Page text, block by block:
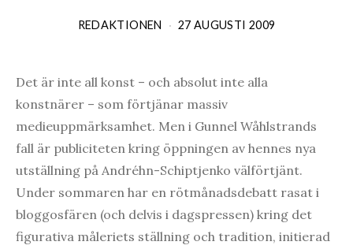
REDAKTIONEN 27 AUGUSTI 2009
Det är inte all konst – och absolut inte alla
konstnärer – som förtjänar massiv
medieuppmärksamhet. Men i Gunnel Wåhlstrands
fall är publiciteten kring öppningen av hennes nya
utställning på Andréhn-Schiptjenko välförtjänt.
Under sommaren har en rötmånadsdebatt rasat i
bloggosfären (och delvis i dagspressen) kring det
figurativa måleriets ställning och tradition, initierad